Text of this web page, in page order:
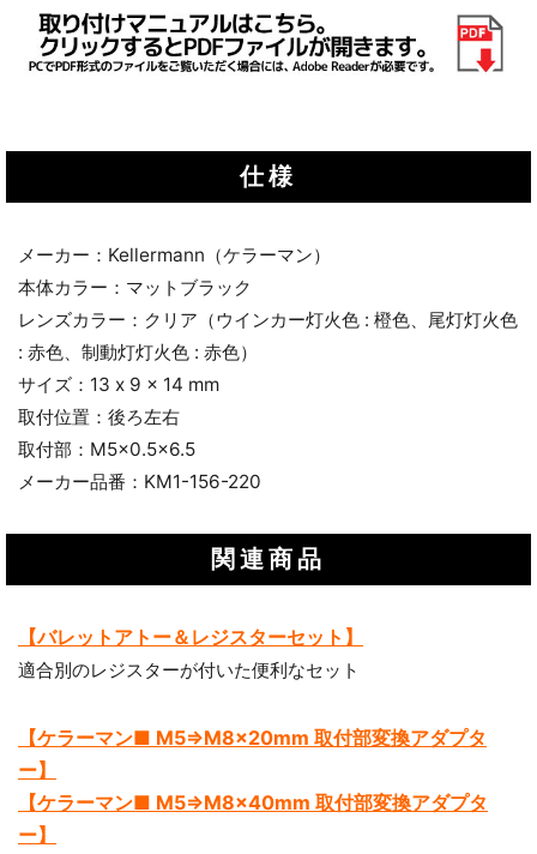
仕様
メーカー：Kellermann（ケラーマン）
本体カラー：マットブラック
レンズカラー：クリア（ウインカー灯火色 : 橙色、尾灯灯火色
: 赤色、制動灯灯火色 : 赤色）
サイズ：13 x 9 x 14 mm
取付位置：後ろ左右
取付部：M5x0.5x6.5
メーカー品番：KM1-156-220
関連商品
【バレットアトー＆レジスターセット】
適合別のレジスターが付いた便利なセット
【ケラーマン■ M5⇒M8x20mm 取付部変換アダプタ
ー】
【ケラーマン■ M5⇒M8x40mm 取付部変換アダプタ
ー】